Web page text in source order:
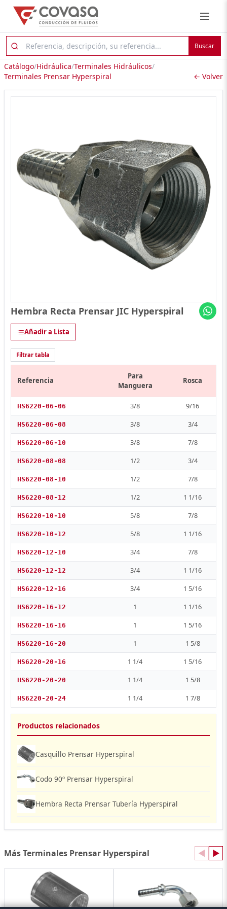
Buscar
Catálogo/Hidráulica/Terminales Hidráulicos/
Terminales Prensar Hyperspiral
← Volver
Hembra Recta Prensar JIC Hyperspiral
Añadir a Lista
Filtrar tabla
Referencia
Para
Manguera
Rosca
HS6220-06-06 3/8 9/16
HS6220-06-08 3/8 3/4
HS6220-06-10 3/8 7/8
HS6220-08-08 1/2 3/4
HS6220-08-10 1/2 7/8
HS6220-08-12 1/2 1 1/16
HS6220-10-10 5/8 7/8
HS6220-10-12 5/8 1 1/16
HS6220-12-10 3/4 7/8
HS6220-12-12 3/4 1 1/16
HS6220-12-16 3/4 1 5/16
HS6220-16-12 1 1 1/16
HS6220-16-16 1 1 5/16
HS6220-16-20 1 1 5/8
HS6220-20-16 1 1/4 1 5/16
HS6220-20-20 1 1/4 1 5/8
HS6220-20-24 1 1/4 1 7/8
Productos relacionados
Casquillo Prensar Hyperspiral
Codo 90º Prensar Hyperspiral
Hembra Recta Prensar Tubería Hyperspiral
Más Terminales Prensar Hyperspiral ◀ ▶